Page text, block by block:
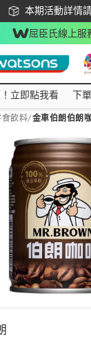
本期活動詳情
下載app最高回
屈臣氏線上服
即點我看
立即點我看 下
食飲料/金車伯朗伯朗